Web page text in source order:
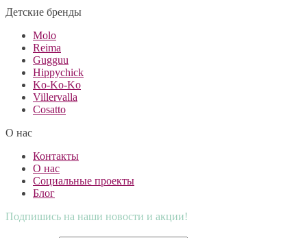
Детские бренды
Molo
Reima
Gugguu
Hippychick
Ko-Ko-Ko
Villervalla
Cosatto
О нас
Контакты
О нас
Социальные проекты
Блог
Подпишись на наши новости и акции!